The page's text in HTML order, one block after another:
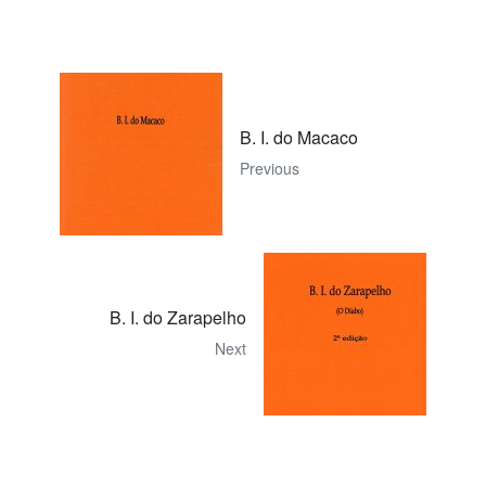
B. I. do Macaco
Previous
B. I. do Zarapelho
Next